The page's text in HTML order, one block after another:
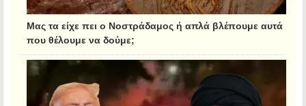
Μας τα είχε πει ο Νοστράδαμος ή απλά βλέπουμε αυτά
που θέλουμε να δούμε;